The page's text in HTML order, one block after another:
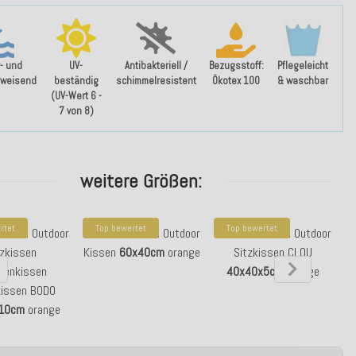
und
UV-
beständig
(UV-Wert 6 -
7 von 8)
Antibakteriell /
schimmelresistent
Bezugsstoff:
Ökotex 100
Pflegeleicht
& waschbar
weitere Größen:
Outdoor
BODO
orange
Top bewertet
H.O.C.K. Yucatan Outdoor
Kissen 60x40cm orange
Top bewertet
H.O.C.K. Yucatan Outdoor
Sitzkissen CLOU
40x40x5cm
orange